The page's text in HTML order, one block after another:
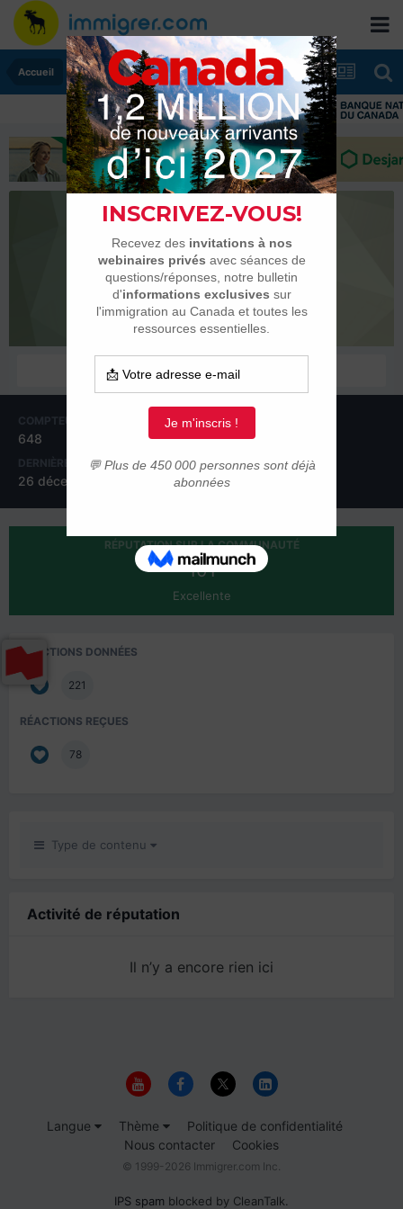
Accueil
Camille33
Habitués
COMPTEUR DE CONTENUS
648
INSCRIPTION
23 novembre 2013
DERNIÈRE VISITE
26 décembre 2014
RÉPUTATION SUR LA COMMUNAUTÉ
101
Excellente
RÉACTIONS DONNÉES
221
RÉACTIONS REÇUES
78
Type de contenu
Activité de réputation
Il n’y a encore rien ici
Langue Thème
Politique de confidentialité
Nous contacter
Cookies
© 1999-2026 Immigrer.com Inc.
IPS spam blocked by CleanTalk.